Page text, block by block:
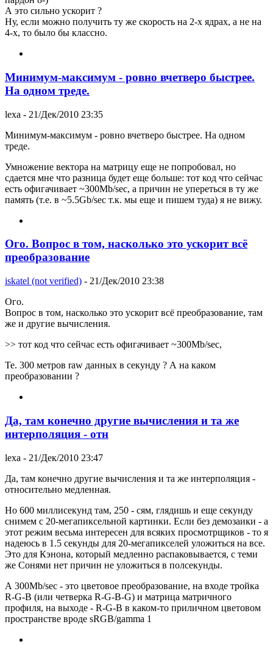
А это сильно ускорит ?
Ну, если можно получить ту же скорость на 2-х ядрах, а не на
4-х, то было бы классно.
Минимум-максимум - ровно вчетверо быстрее.
На одном треде.
lexa - 21/Дек/2010 23:35
Минимум-максимум - ровно вчетверо быстрее. На одном
треде.
Умножение вектора на матрицу еще не попробовал, но
сдается мне что разница будет еще больше: тот код что сейчас
есть офигачивает ~300Mb/sec, а причин не упереться в ту же
память (т.е. в ~5.5Gb/sec т.к. мы еще и пишем туда) я не вижу.
Ого. Вопрос в том, насколько это ускорит всё
преобразование
iskatel (not verified) - 21/Дек/2010 23:38
Ого.
Вопрос в том, насколько это ускорит всё преобразование, там
же и другие вычисления.
>> тот код что сейчас есть офигачивает ~300Mb/sec,
Те. 300 метров raw данных в секунду ? А на каком
преобразовании ?
Да, там конечно другие вычисления и та же
интерполяция - отн
lexa - 21/Дек/2010 23:47
Да, там конечно другие вычисления и та же интерполяция -
относительно медленная.
Но 600 миллисекунд там, 250 - сям, глядишь и еще секунду
снимем с 20-мегапиксельной картинки. Если без демозаики - а
этот режим весьма интересен для всяких просмотрщиков - то я
надеюсь в 1.5 секунды для 20-мегапикселей уложиться на все.
Это для Кэнона, который медленно распаковывается, с теми
же Сонями нет причин не уложиться в полсекунды.
А 300Mb/sec - это цветовое преобразование, на входе тройка
R-G-B (или четверка R-G-B-G) и матрица матричного
профиля, на выходе - R-G-B в каком-то приличном цветовом
пространстве вроде sRGB/gamma 1